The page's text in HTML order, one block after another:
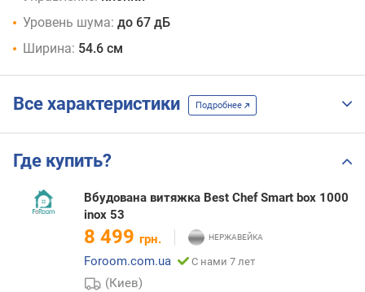
Уровень шума: до 67 дБ
Ширина: 54.6 см
Все характеристики Подробнее
Где купить?
Вбудована витяжка Best Chef Smart box 1000
inox 53
8 499 грн.
Foroom.com.ua
С нами 7 лет
(Киев)